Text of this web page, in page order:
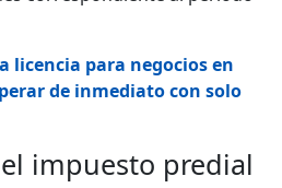
licencia para negocios en
de inmediato con solo
impuesto predial